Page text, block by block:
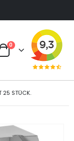
0Artikel
25 STÜCK.